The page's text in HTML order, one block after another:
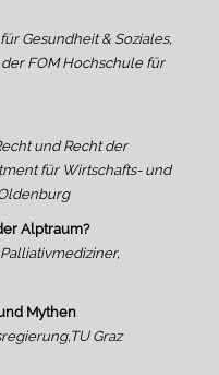
Gesundheit & Soziales,
FOM Hochschule für
und Recht der
für Wirtschafts- und
Alptraum?
Mythen
Graz